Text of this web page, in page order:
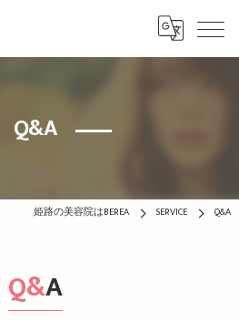
Q&A
姫路の美容院はBEREA SERVICE Q&A
Q&A